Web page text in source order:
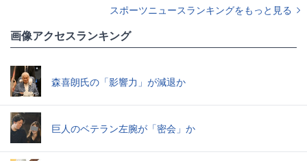
スポーツニュースランキングをもっと見る
画像アクセスランキング
森喜朗氏の「影響力」が減退か
巨人のベテラン左腕が「密会」か